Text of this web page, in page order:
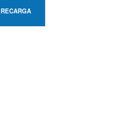
RECARGA